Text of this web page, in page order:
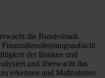
die Bundesbank
der Banken und
und überwacht das
erkennen und Maßnahmen